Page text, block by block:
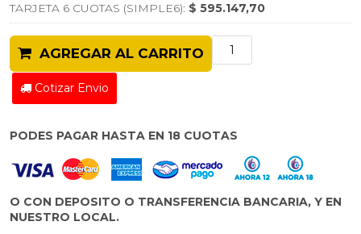
TARJETA 6 CUOTAS (SIMPLE6): $ 595.147,70
AGREGAR AL CARRITO
Cotizar Envio
PODES PAGAR HASTA EN 18 CUOTAS
O CON DEPOSITO O TRANSFERENCIA BANCARIA, Y EN
NUESTRO LOCAL.